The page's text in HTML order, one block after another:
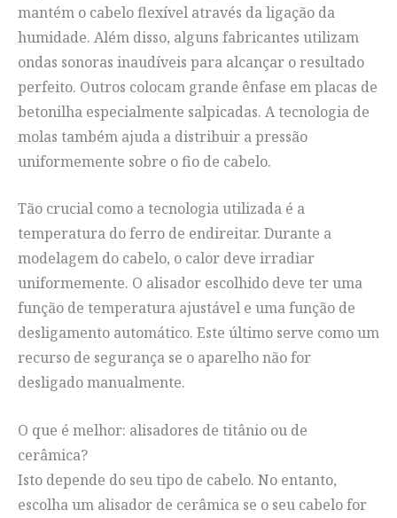
mantém o cabelo flexível através da ligação da
humidade. Além disso, alguns fabricantes utilizam
ondas sonoras inaudíveis para alcançar o resultado
perfeito. Outros colocam grande ênfase em placas de
betonilha especialmente salpicadas. A tecnologia de
molas também ajuda a distribuir a pressão
uniformemente sobre o fio de cabelo.
Tão crucial como a tecnologia utilizada é a
temperatura do ferro de endireitar. Durante a
modelagem do cabelo, o calor deve irradiar
uniformemente. O alisador escolhido deve ter uma
função de temperatura ajustável e uma função de
desligamento automático. Este último serve como um
recurso de segurança se o aparelho não for
desligado manualmente.
O que é melhor: alisadores de titânio ou de
cerâmica?
Isto depende do seu tipo de cabelo. No entanto,
escolha um alisador de cerâmica se o seu cabelo for